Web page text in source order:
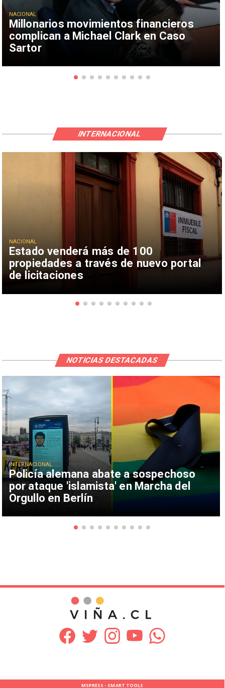
Millonarios movimientos financieros
complican a Michael Clark en Caso
Sartor
NACIONAL
Estado venderá más de 100
propiedades a través de nuevo portal
de licitaciones
NACIONAL
INTERNACIONAL
Policía alemana abate a sospechoso
por ataque 'islamista' en Marcha del
Orgullo en Berlín
INTERNACIONAL
NOTICIAS DESTACADAS
MSPRESS - SMART TOOLS